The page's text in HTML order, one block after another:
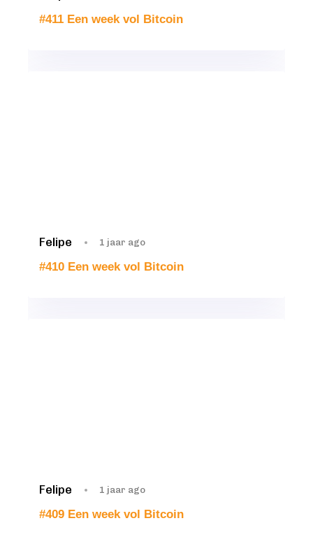
#411 Een week vol Bitcoin
Felipe 1 jaar ago
#410 Een week vol Bitcoin
Felipe 1 jaar ago
#409 Een week vol Bitcoin